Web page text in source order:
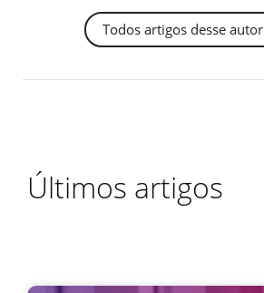
Todos artigos desse autor
Últimos artigos